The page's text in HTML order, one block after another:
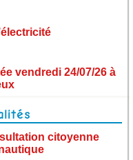
vendredi 24/07/26 à
citoyenne